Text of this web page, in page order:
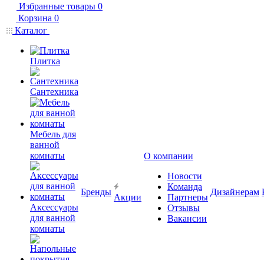
Избранные товары 0
Корзина 0
Каталог
Плитка
Сантехника
Мебель для
ванной
комнаты
Аксессуары
для ванной
комнаты
Бренды
Акции
О компании
Новости
Команда
Партнеры
Отзывы
Вакансии
Дизайнерам